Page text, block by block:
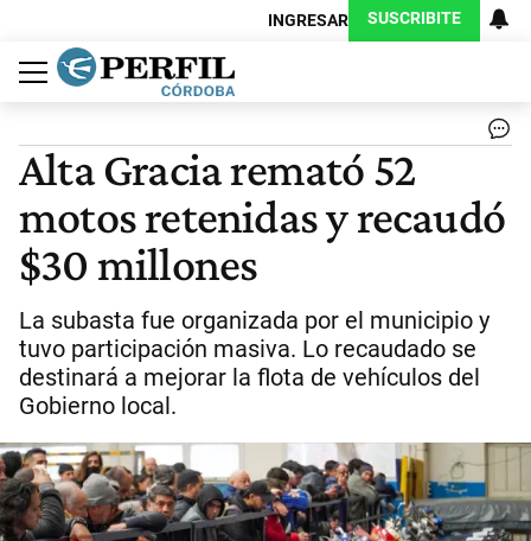
INGRESAR SUSCRIBITE
Política
Economía
Judiciales
Sociedad
Cultura
Espectáculos
Deportes
Protagonistas
Alta Gracia remató 52
motos retenidas y recaudó
$30 millones
La subasta fue organizada por el municipio y
tuvo participación masiva. Lo recaudado se
destinará a mejorar la flota de vehículos del
Gobierno local.